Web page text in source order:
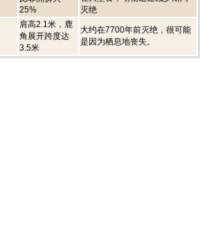
25%
灭绝
肩高2.1米，鹿
角展开跨度达
3.5米
大约在7700年前灭绝，很可能
是因为栖息地丧失。